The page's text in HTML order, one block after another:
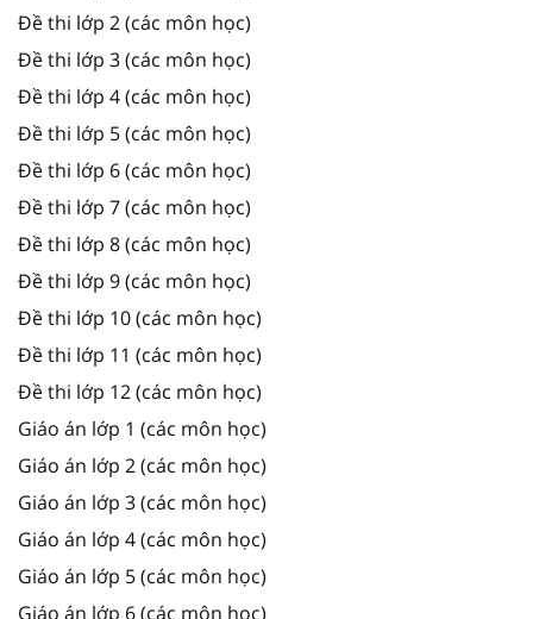
Đề thi lớp 2 (các môn học)
Đề thi lớp 3 (các môn học)
Đề thi lớp 4 (các môn học)
Đề thi lớp 5 (các môn học)
Đề thi lớp 6 (các môn học)
Đề thi lớp 7 (các môn học)
Đề thi lớp 8 (các môn học)
Đề thi lớp 9 (các môn học)
Đề thi lớp 10 (các môn học)
Đề thi lớp 11 (các môn học)
Đề thi lớp 12 (các môn học)
Giáo án lớp 1 (các môn học)
Giáo án lớp 2 (các môn học)
Giáo án lớp 3 (các môn học)
Giáo án lớp 4 (các môn học)
Giáo án lớp 5 (các môn học)
Giáo án lớp 6 (các môn học)